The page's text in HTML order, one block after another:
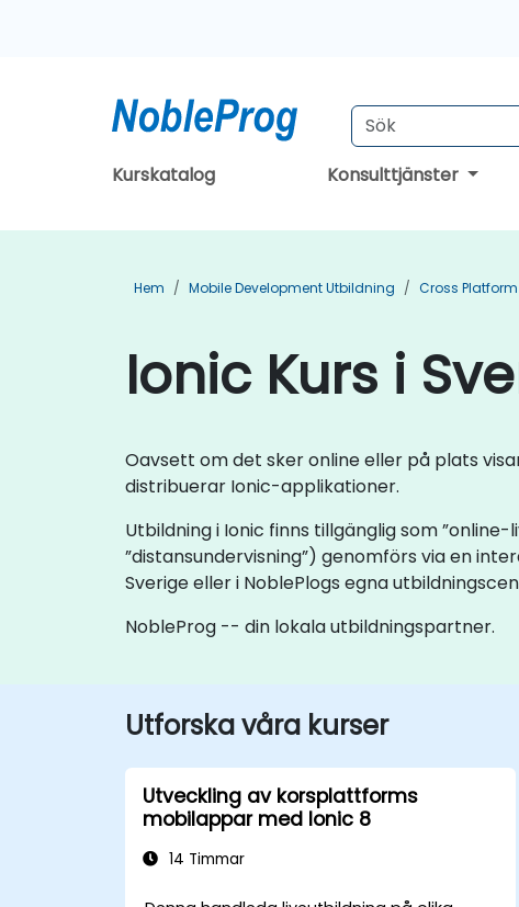
Kurskatalog Konsulttjänster
Hem Mobile Development Utbildning Cross
Ionic Kurs i
Oavsett om det sker online eller på plats
distribuerar Ionic-applikationer.
Utbildning i Ionic finns tillgänglig som
”distansundervisning”) genomförs via en
Sverige eller i NoblePlogs egna
NobleProg -- din lokala utbildningspartner.
Utforska våra kurser
Utveckling av korsplattforms
mobilappar med Ionic 8
14 Timmar